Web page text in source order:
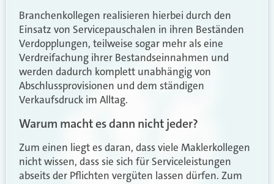
Branchenkollegen realisieren hierbei durch den
Einsatz von Servicepauschalen in ihren Beständen
Verdopplungen, teilweise sogar mehr als eine
Verdreifachung ihrer Bestandseinnahmen und
werden dadurch komplett unabhängig von
Abschlussprovisionen und dem ständigen
Verkaufsdruck im Alltag.
Warum macht es dann nicht jeder?
Zum einen liegt es daran, dass viele Maklerkollegen
nicht wissen, dass sie sich für Serviceleistungen
abseits der Pflichten vergüten lassen dürfen. Zum